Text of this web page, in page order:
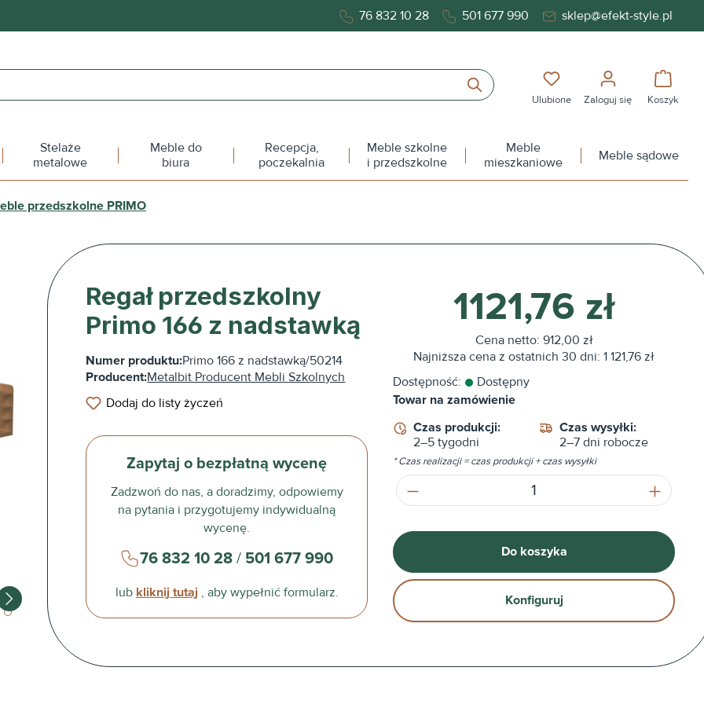
76 832 10 28 501 677 990 sklep@efekt-style.pl
Masz 0 przedmioty na
Ulubione Zaloguj się Koszyk
Stelaże
metalowe
Meble do
biura
Recepcja,
poczekalnia
Meble szkolne
i przedszkolne
Meble
mieszkaniowe
Meble sądowe
przedszkolne PRIMO
Regał przedszkolny
Primo 166 z nadstawką
Numer produktu:Primo 166 z nadstawką/50214
Producent:Metalbit Producent Mebli Szkolnych
Dodaj do listy życzeń
Zapytaj o bezpłatną wycenę
Zadzwoń do nas, a doradzimy, odpowiemy
na pytania i przygotujemy indywidualną
wycenę.
76 832 10 28 / 501 677 990
lub kliknij tutaj , aby wypełnić formularz.
1121,76 zł
Cena netto: 912,00 zł
Najniższa cena z ostatnich 30 dni: 1 121,76 zł
Dostępność:
Dostępny
Towar na zamówienie
Czas produkcji:
2–5 tygodni
Czas wysyłki:
2–7 dni robocze
* Czas realizacji = czas produkcji + czas wysyłki
Ilość produktu: Wprowadź żądaną
Do koszyka
Konfiguruj